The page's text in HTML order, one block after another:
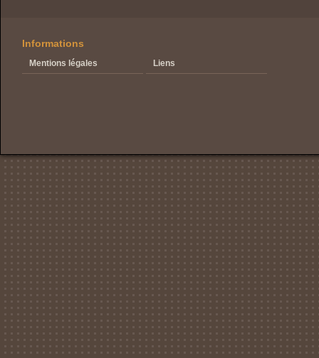
Informations
Mentions légales Liens